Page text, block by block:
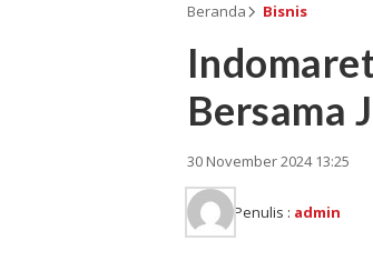
Beranda Bisnis
Bersama
30 November 2024 13:25
Penulis : admin